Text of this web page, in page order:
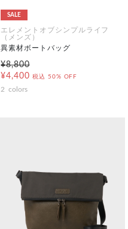
SALE
エレメントオブシンプルライフ
（メンズ）
異素材ボートバッグ
¥8,800
¥4,400 税込 50% OFF
2 colors